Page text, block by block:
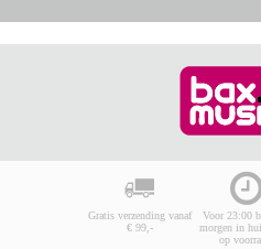
Gratis verzending vanaf
€ 99,-
Voor 23:00
morgen in
op